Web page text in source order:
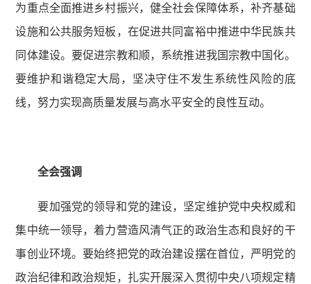
为重点全面推进乡村振兴，健全社会保障体系，补齐基础
设施和公共服务短板，在促进共同富裕中推进中华民族共
同体建设。要促进宗教和顺，系统推进我国宗教中国化。
要维护和谐稳定大局，坚决守住不发生系统性风险的底
线，努力实现高质量发展与高水平安全的良性互动。
全会强调
要加强党的领导和党的建设，坚定维护党中央权威和
集中统一领导，着力营造风清气正的政治生态和良好的干
事创业环境。要始终把党的政治建设摆在首位，严明党的
政治纪律和政治规矩，扎实开展深入贯彻中央八项规定精